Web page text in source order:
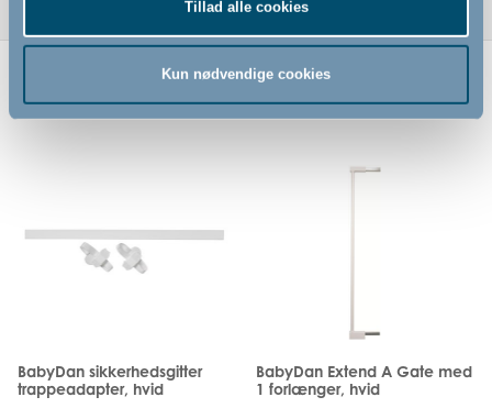
Tillad alle cookies
Kun nødvendige cookies
Relaterede produkter
BabyDan sikkerhedsgitter
trappeadapter, hvid
BabyDan Extend A Gate med
1 forlænger, hvid